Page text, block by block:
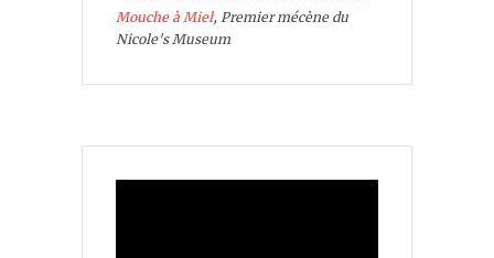
Mouche à Miel, Premier mécène du
Nicole's Museum